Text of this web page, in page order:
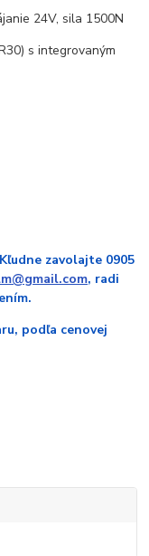
24V, sila 1500N
s integrovaným
zavolajte 0905
, radi
podľa cenovej